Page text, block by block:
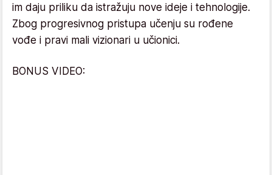
im daju priliku da istražuju nove ideje i tehnologije.
Zbog progresivnog pristupa učenju su rođene
vođe i pravi mali vizionari u učionici.
BONUS VIDEO: